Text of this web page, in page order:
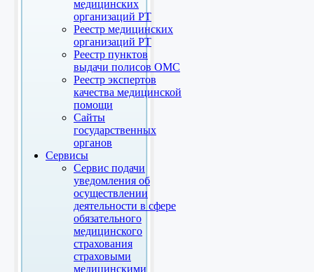
медицинских
организаций РТ
Реестр медицинских
организаций РТ
Реестр пунктов
выдачи полисов ОМС
Реестр экспертов
качества медицинской
помощи
Сайты
государственных
органов
Сервисы
Сервис подачи
уведомления об
осуществлении
деятельности в сфере
обязательного
медицинского
страхования
страховыми
медицинскими